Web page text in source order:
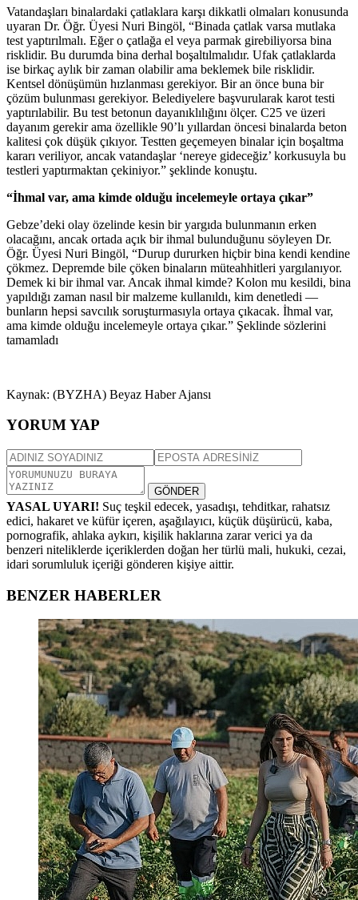
Vatandaşları binalardaki çatlaklara karşı dikkatli olmaları konusunda
uyaran Dr. Öğr. Üyesi Nuri Bingöl, “Binada çatlak varsa mutlaka
test yaptırılmalı. Eğer o çatlağa el veya parmak girebiliyorsa bina
risklidir. Bu durumda bina derhal boşaltılmalıdır. Ufak çatlaklarda
ise birkaç aylık bir zaman olabilir ama beklemek bile risklidir.
Kentsel dönüşümün hızlanması gerekiyor. Bir an önce buna bir
çözüm bulunması gerekiyor. Belediyelere başvurularak karot testi
yaptırılabilir. Bu test betonun dayanıklılığını ölçer. C25 ve üzeri
dayanım gerekir ama özellikle 90’lı yıllardan öncesi binalarda beton
kalitesi çok düşük çıkıyor. Testten geçemeyen binalar için boşaltma
kararı veriliyor, ancak vatandaşlar ‘nereye gideceğiz’ korkusuyla bu
testleri yaptırmaktan çekiniyor.” şeklinde konuştu.
“İhmal var, ama kimde olduğu incelemeyle ortaya çıkar”
Gebze’deki olay özelinde kesin bir yargıda bulunmanın erken
olacağını, ancak ortada açık bir ihmal bulunduğunu söyleyen Dr.
Öğr. Üyesi Nuri Bingöl, “Durup dururken hiçbir bina kendi kendine
çökmez. Depremde bile çöken binaların müteahhitleri yargılanıyor.
Demek ki bir ihmal var. Ancak ihmal kimde? Kolon mu kesildi, bina
yapıldığı zaman nasıl bir malzeme kullanıldı, kim denetledi —
bunların hepsi savcılık soruşturmasıyla ortaya çıkacak. İhmal var,
ama kimde olduğu incelemeyle ortaya çıkar.” Şeklinde sözlerini
tamamladı
Kaynak: (BYZHA) Beyaz Haber Ajansı
YORUM YAP
GÖNDER
YASAL UYARI! Suç teşkil edecek, yasadışı, tehditkar, rahatsız
edici, hakaret ve küfür içeren, aşağılayıcı, küçük düşürücü, kaba,
pornografik, ahlaka aykırı, kişilik haklarına zarar verici ya da
benzeri niteliklerde içeriklerden doğan her türlü mali, hukuki, cezai,
idari sorumluluk içeriği gönderen kişiye aittir.
BENZER HABERLER